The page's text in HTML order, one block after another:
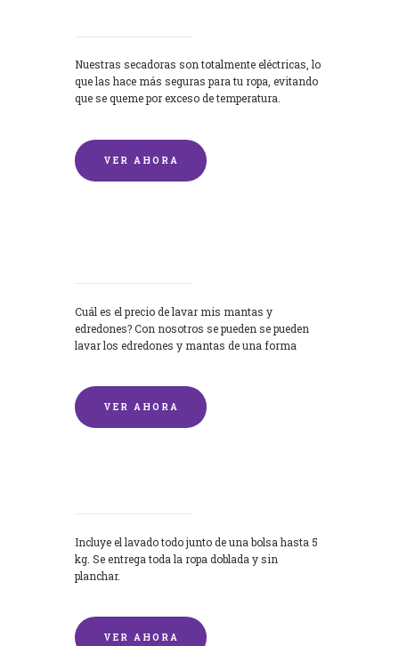
Nuestras secadoras son totalmente eléctricas, lo
que las hace más seguras para tu ropa, evitando
que se queme por exceso de temperatura.
VER AHORA
Cuál es el precio de lavar mis mantas y
edredones? Con nosotros se pueden se pueden
lavar los edredones y mantas de una forma
VER AHORA
Incluye el lavado todo junto de una bolsa hasta 5
kg. Se entrega toda la ropa doblada y sin
planchar.
VER AHORA